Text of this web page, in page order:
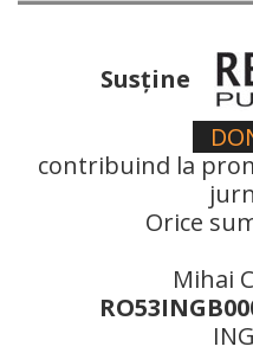
Susţine
contribuind la
Orice
Mihai